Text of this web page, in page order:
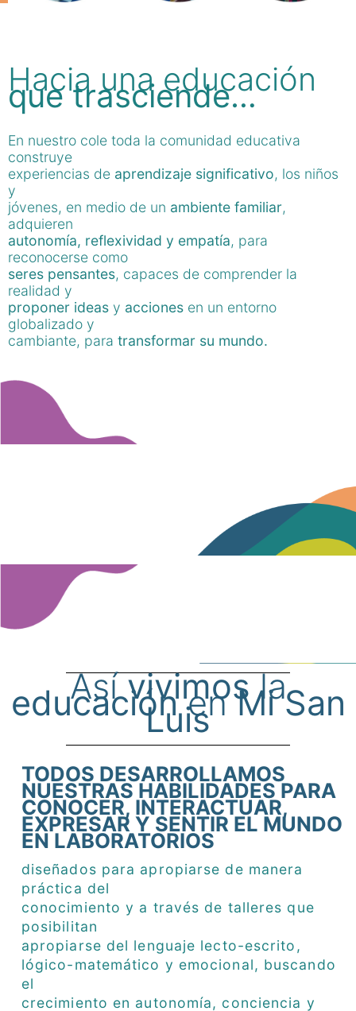
Hacia una educación
que trasciende…
En nuestro cole toda la comunidad educativa
construye
experiencias de aprendizaje significativo, los niños
y
jóvenes, en medio de un ambiente familiar,
adquieren
autonomía, reflexividad y empatía, para
reconocerse como
seres pensantes, capaces de comprender la
realidad y
proponer ideas y acciones en un entorno
globalizado y
cambiante, para transformar su mundo.
Asívivimosla
educaciónenMi San
Luis
TODOS DESARROLLAMOS
NUESTRAS HABILIDADES PARA
CONOCER, INTERACTUAR,
EXPRESAR Y SENTIR EL MUNDO
EN LABORATORIOS
diseñados para apropiarse de manera
práctica del
conocimiento y a través de talleres que
posibilitan
apropiarse del lenguaje lecto-escrito,
lógico-matemático y emocional, buscando
el
crecimiento en autonomía, conciencia y